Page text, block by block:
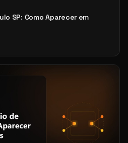
SP: Como Aparecer em